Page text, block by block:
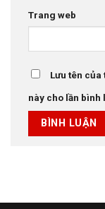
Trang web
Lưu tên
này cho lần bình